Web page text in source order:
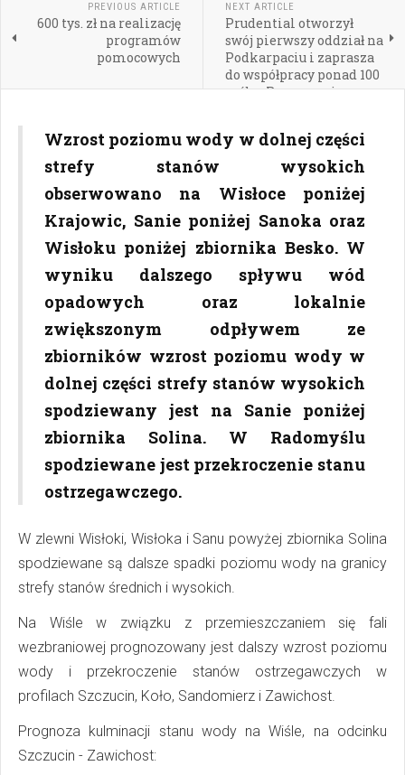
PREVIOUS ARTICLE
600 tys. zł na realizację
programów
pomocowych
NEXT ARTICLE
Prudential otworzył
swój pierwszy oddział na
Podkarpaciu i zaprasza
do współpracy ponad 100
osób z Rzeszowa i
Wzrost poziomu wody w dolnej części
strefy stanów wysokich
obserwowano na Wisłoce poniżej
Krajowic, Sanie poniżej Sanoka oraz
Wisłoku poniżej zbiornika Besko. W
wyniku dalszego spływu wód
opadowych oraz lokalnie
zwiększonym odpływem ze
zbiorników wzrost poziomu wody w
dolnej części strefy stanów wysokich
spodziewany jest na Sanie poniżej
zbiornika Solina. W Radomyślu
spodziewane jest przekroczenie stanu
ostrzegawczego.
W zlewni Wisłoki, Wisłoka i Sanu powyżej zbiornika Solina
spodziewane są dalsze spadki poziomu wody na granicy
strefy stanów średnich i wysokich.
Na Wiśle w związku z przemieszczaniem się fali
wezbraniowej prognozowany jest dalszy wzrost poziomu
wody i przekroczenie stanów ostrzegawczych w
profilach Szczucin, Koło, Sandomierz i Zawichost.
Prognoza kulminacji stanu wody na Wiśle, na odcinku
Szczucin - Zawichost: